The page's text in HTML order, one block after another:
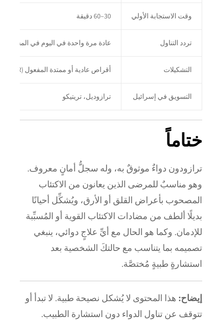
وقت الاستجابة الأولي
تردد التناول عادة مرة واحدة في اليوم في المساء
التشكيلات أقراص عادية أو ممتدة المفعول (XR)
التسويق في إسرائيل ترازوديل، تريتيكو
ختاماً
ترازودون دواءٌ موثوقٌ به، وله سجلُّ أمانٍ معروف.
وهو مناسبٌ للمرضى الذين يعانون من الاكتئاب
المصحوب بأعراض القلق أو الأرق، ويُشكِّل أحيانًا
بديلًا ألطف من مضادات الاكتئاب القوية أو المُسبِّبة
للإدمان. وكما هو الحال مع أيِّ علاجٍ دوائي، ينبغي
تصميمه بما يتناسب مع حالتكَ الشخصية بعد
استشارةٍ طبيةٍ مُختصَّة.
إيضاح:هذا المحتوى لا يُشكل نصيحة طبية. لا تبدأ أو
تتوقف عن تناول الدواء دون استشارة الطبيب.